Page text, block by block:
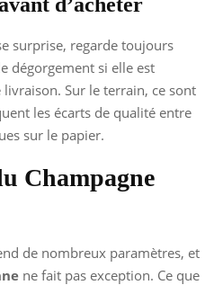
surprise, regarde toujours
dégorgement si elle est
Sur le terrain, ce sont
les écarts de qualité entre
sur le papier.
Champagne
de nombreux paramètres, et
ne fait pas exception. Ce que